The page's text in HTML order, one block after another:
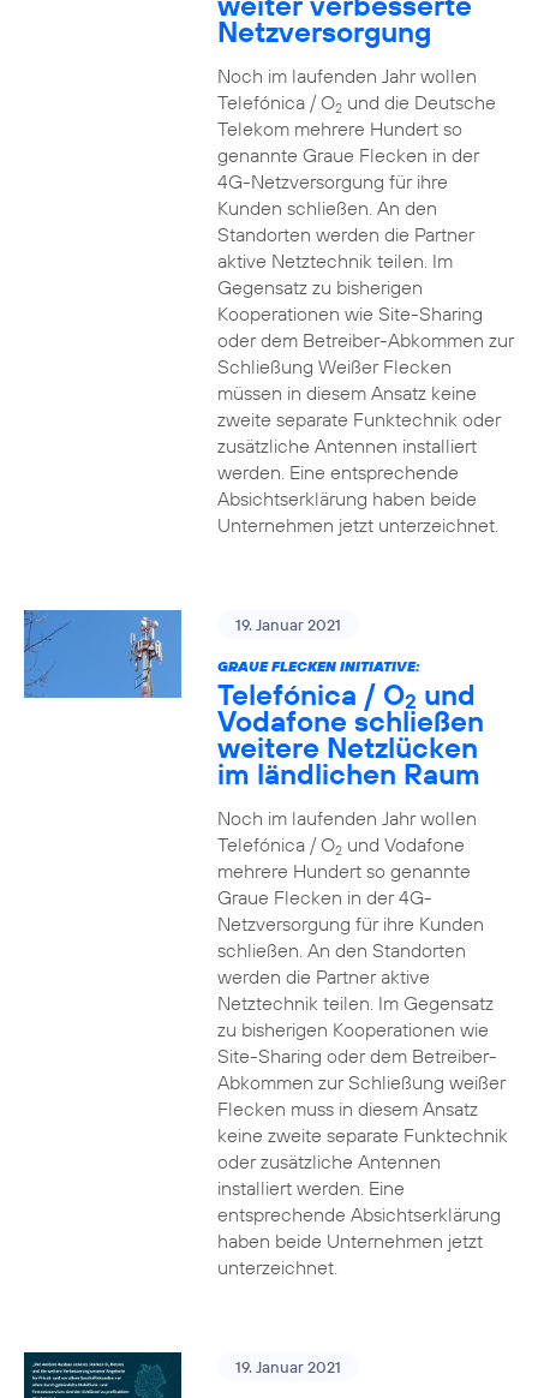
Netzversorgung
Noch im laufenden Jahr wollen
Telefónica / O2und die Deutsche
Telekom mehrere Hundert so
genannte Graue Flecken in der
4G-Netzversorgung für ihre
Kunden schließen. An den
Standorten werden die Partner
aktive Netztechnik teilen. Im
Gegensatz zu bisherigen
Kooperationen wie Site-Sharing
oder dem Betreiber-Abkommen zur
Schließung Weißer Flecken
müssen in diesem Ansatz keine
zweite separate Funktechnik oder
zusätzliche Antennen installiert
werden. Eine entsprechende
Absichtserklärung haben beide
Unternehmen jetzt unterzeichnet.
19. Januar 2021
GRAUE FLECKEN INITIATIVE:
Telefónica / O2 und
Vodafone schließen
weitere Netzlücken
im ländlichen Raum
Noch im laufenden Jahr wollen
Telefónica / O2und Vodafone
mehrere Hundert so genannte
Graue Flecken in der 4G-
Netzversorgung für ihre Kunden
schließen. An den Standorten
werden die Partner aktive
Netztechnik teilen. Im Gegensatz
zu bisherigen Kooperationen wie
Site-Sharing oder dem Betreiber-
Abkommen zur Schließung weißer
Flecken muss in diesem Ansatz
keine zweite separate Funktechnik
oder zusätzliche Antennen
installiert werden. Eine
entsprechende Absichtserklärung
haben beide Unternehmen jetzt
unterzeichnet.
19. Januar 2021